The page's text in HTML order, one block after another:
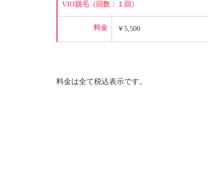
VIO脱毛（回数：１回）
料金 ￥5,500
料金は全て税込表示です。